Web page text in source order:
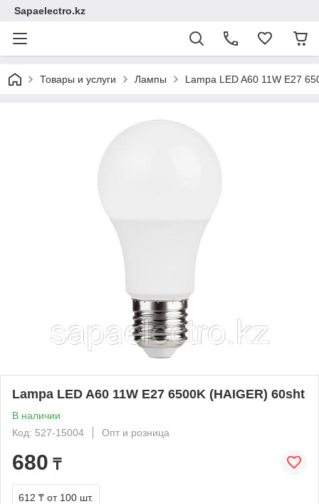
Sapaelectro.kz
Товары и услуги Лампы Lampa LED A60 11W E27
Lampa LED A60 11W E27 6500K (HAIGER) 60sht
В наличии
Код: 527-15004
Опт и розница
680 ₸
612 ₸ от 100 шт.